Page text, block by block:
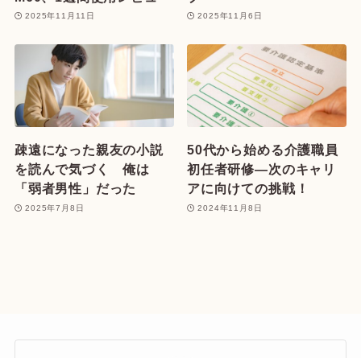
2025年11月11日 2025年11月6日
疎遠になった親友の小説
を読んで気づく 俺は
「弱者男性」だった
2025年7月8日
50代から始める介護職員
初任者研修—次のキャリ
アに向けての挑戦！
2024年11月8日